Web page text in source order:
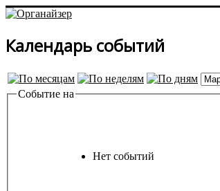
Календарь событий
Событие на
Нет событий